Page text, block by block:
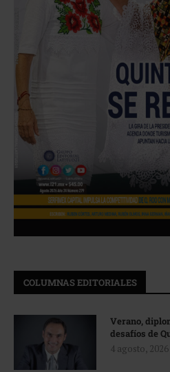
COLUMNAS EDITORIALES
Verano,
desafíos de
4 agosto, 2026